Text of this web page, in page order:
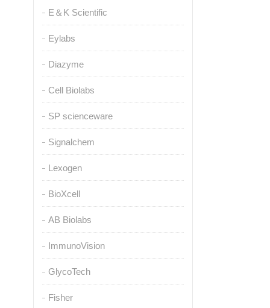
E＆K Scientific
Eylabs
Diazyme
Cell Biolabs
SP scienceware
Signalchem
Lexogen
BioXcell
AB Biolabs
ImmunoVision
GlycoTech
Fisher